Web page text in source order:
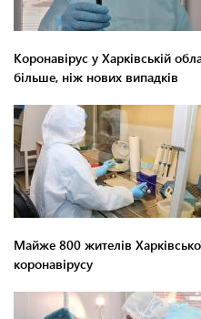
Коронавірус у Харківській
більше, ніж нових випадків
Майже 800 жителів
коронавірусу